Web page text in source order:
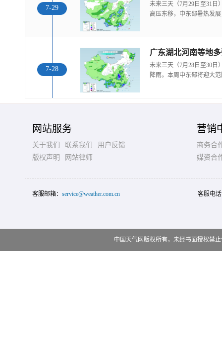
7-29
未来三天（7月29日至31日
高压东移，中东部暑热发
7-28
广东湖北河南等地
未来三天（7月28日至30日
降雨。本周中东部将迎大
网站服务
关于我们 联系我们
用户反馈
版权声明
网站律师
营销
商务合
媒资合
客服邮箱： service@weather.com.cn 客服电
中国天气网版权所有，未经书面授权